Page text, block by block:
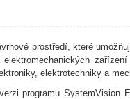
prostředí, které
elektrotechniky a
programu SystemVision